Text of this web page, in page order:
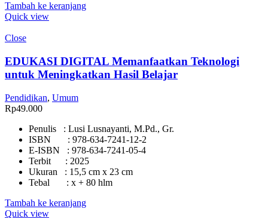
Tambah ke keranjang
Quick view
Close
EDUKASI DIGITAL Memanfaatkan Teknologi
untuk Meningkatkan Hasil Belajar
Pendidikan, Umum
Rp49.000
Penulis : Lusi Lusnayanti, M.Pd., Gr.
ISBN : 978-634-7241-12-2
E-ISBN : 978-634-7241-05-4
Terbit : 2025
Ukuran : 15,5 cm x 23 cm
Tebal : x + 80 hlm
Tambah ke keranjang
Quick view